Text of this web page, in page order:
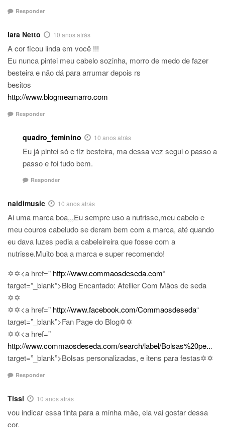
Responder
Iara Netto 10 anos atrás
A cor ficou linda em você !!!
Eu nunca pintei meu cabelo sozinha, morro de medo de fazer
besteira e não dá para arrumar depois rs
besitos
http://www.blogmeamarro.com
Responder
quadro_feminino 10 anos atrás
Eu já pintei só e fiz besteira, ma dessa vez segui o passo a
passo e foi tudo bem.
Responder
naidimusic 10 anos atrás
Ai uma marca boa,,,Eu sempre uso a nutrisse,meu cabelo e
meu couros cabeludo se deram bem com a marca, até quando
eu dava luzes pedia a cabeleireira que fosse com a
nutrisse.Muito boa a marca e super recomendo!
✡✡<a href=" http://www.commaosdeseda.com“
target=”_blank”>Blog Encantado: Atellier Com Mãos de seda
✡✡
✡✡<a href=" http://www.facebook.com/Commaosdeseda“
target=”_blank”>Fan Page do Blog✡✡
✡✡<a href="
http://www.commaosdeseda.com/search/label/Bolsas%20pe...
target=”_blank”>Bolsas personalizadas, e itens para festas✡✡
Responder
Tissi 10 anos atrás
vou indicar essa tinta para a minha mãe, ela vai gostar dessa
cor.